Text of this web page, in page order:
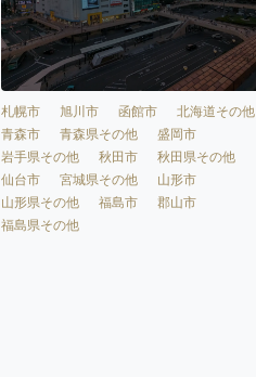
札幌市 旭川市 函館市
北海道その他
青森市
青森県その他
盛岡市
岩手県その他
秋田市
秋田県その他
仙台市
宮城県その他
山形市
山形県その他
福島市
郡山市
福島県その他